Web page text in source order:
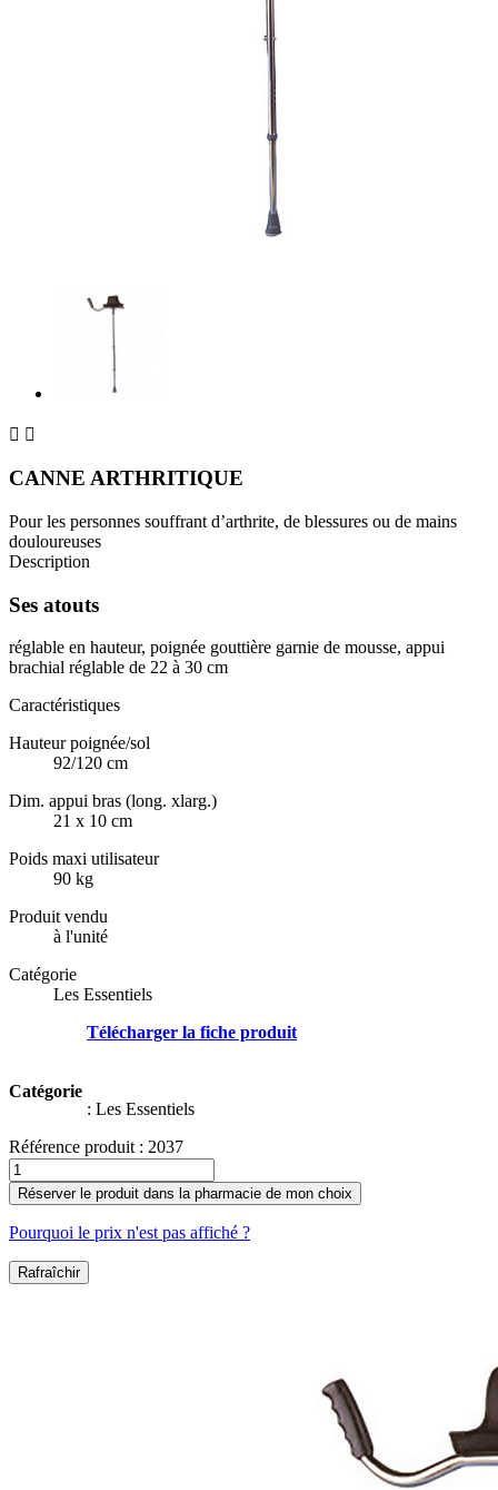
 
CANNE ARTHRITIQUE
Pour les personnes souffrant d’arthrite, de blessures ou de mains
douloureuses
Description
Ses atouts
réglable en hauteur, poignée gouttière garnie de mousse, appui
brachial réglable de 22 à 30 cm
Caractéristiques
Hauteur poignée/sol
92/120 cm
Dim. appui bras (long. xlarg.)
21 x 10 cm
Poids maxi utilisateur
90 kg
Produit vendu
à l'unité
Catégorie
Les Essentiels
Télécharger la fiche produit
Catégorie
: Les Essentiels
Référence produit : 2037
Réserver le produit dans la pharmacie de mon choix
Pourquoi le prix n'est pas affiché ?